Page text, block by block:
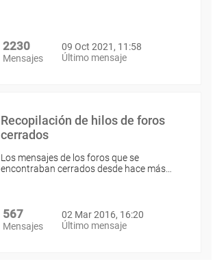
2230
Mensajes
09 Oct 2021, 11:58
Último mensaje
Recopilación de hilos de foros
cerrados
Los mensajes de los foros que se
encontraban cerrados desde hace más…
567
Mensajes
02 Mar 2016, 16:20
Último mensaje